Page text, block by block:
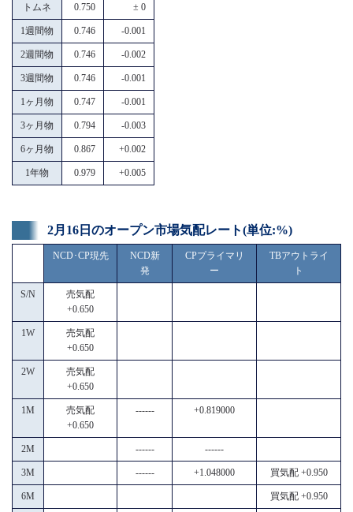
トムネ 0.750 ± 0
1週間物 0.746 -0.001
2週間物 0.746 -0.002
3週間物 0.746 -0.001
1ヶ月物 0.747 -0.001
3ヶ月物 0.794 -0.003
6ヶ月物 0.867 +0.002
1年物 0.979 +0.005
2月16日のオープン市場気配レート(単位:%)
NCD･CP現先
NCD新
発
CPプライマリ
ー
TBアウトライ
ト
S/N
売気配
+0.650
1W
売気配
+0.650
2W
売気配
+0.650
1M
売気配
+0.650
------ +0.819000
2M ------ ------
3M ------ +1.048000 買気配 +0.950
6M 買気配 +0.950